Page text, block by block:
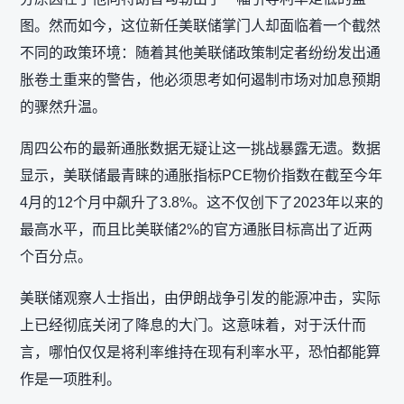
图。然而如今，这位新任美联储掌门人却面临着一个截然
不同的政策环境：随着其他美联储政策制定者纷纷发出通
胀卷土重来的警告，他必须思考如何遏制市场对加息预期
的骤然升温。
周四公布的最新通胀数据无疑让这一挑战暴露无遗。数据
显示，美联储最青睐的通胀指标PCE物价指数在截至今年
4月的12个月中飙升了3.8%。这不仅创下了2023年以来的
最高水平，而且比美联储2%的官方通胀目标高出了近两
个百分点。
美联储观察人士指出，由伊朗战争引发的能源冲击，实际
上已经彻底关闭了降息的大门。这意味着，对于沃什而
言，哪怕仅仅是将利率维持在现有利率水平，恐怕都能算
作是一项胜利。